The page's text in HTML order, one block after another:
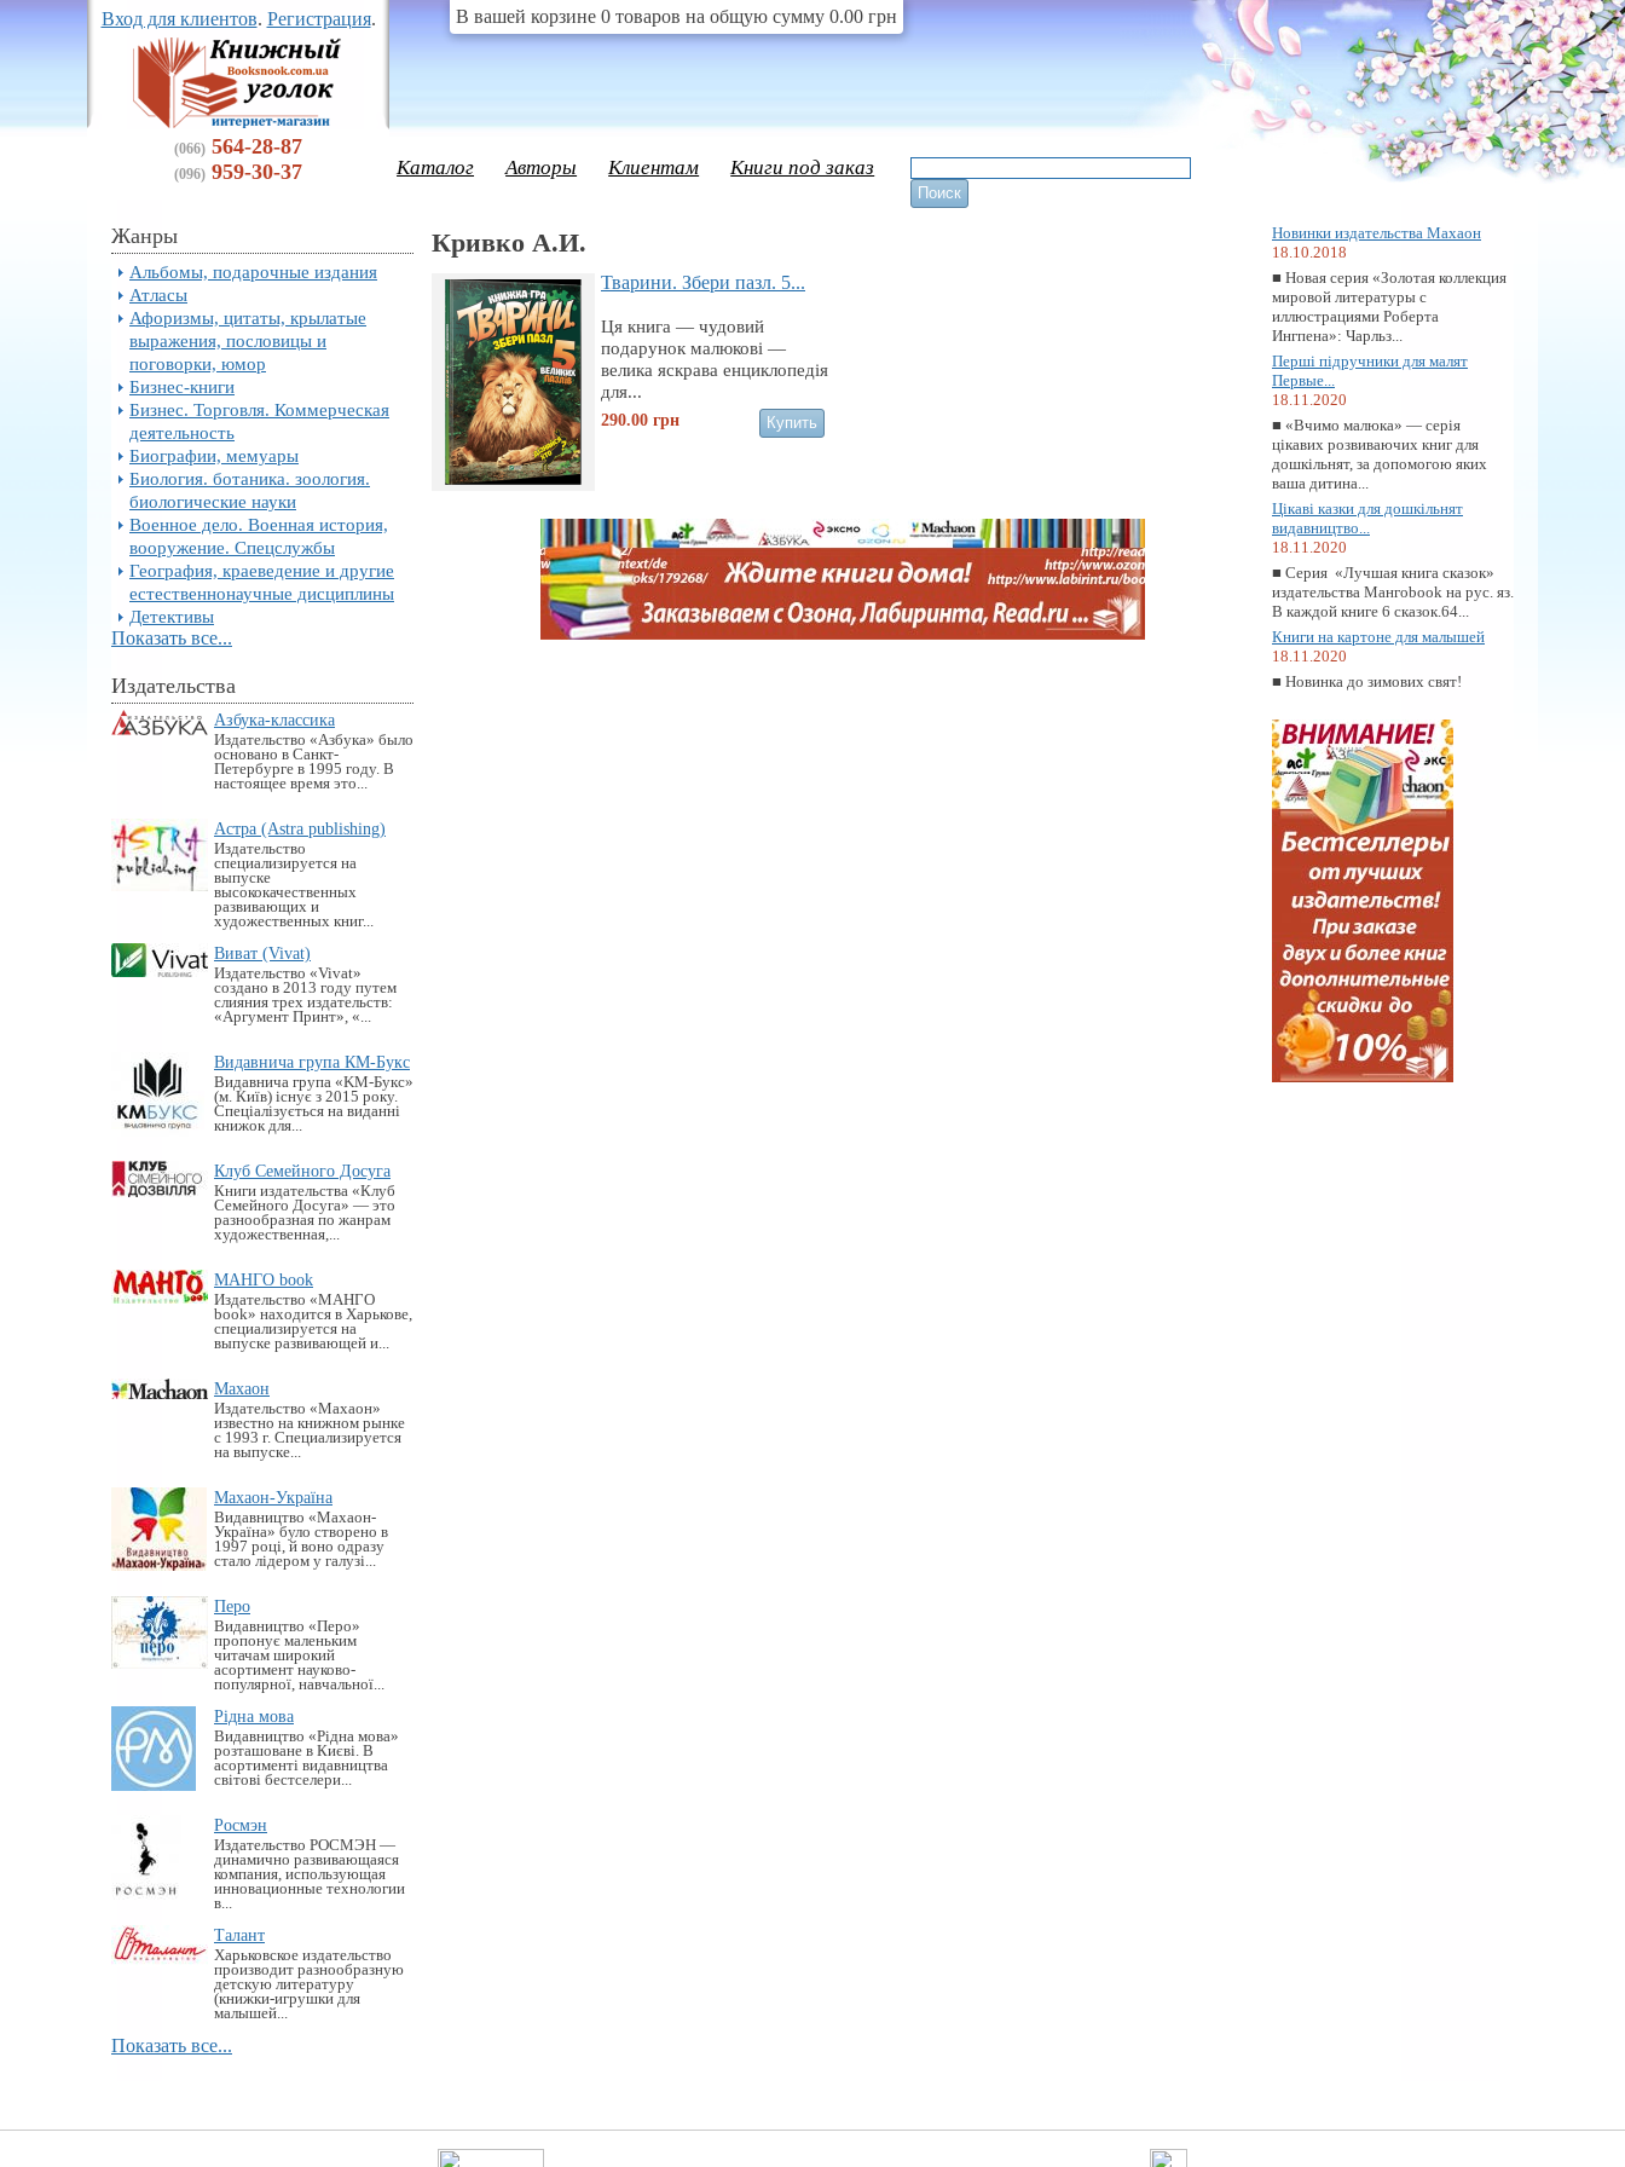
Вход для клиентов. Регистрация.
(066) 564-28-87
(096) 959-30-37
В вашей корзине 0 товаров на общую сумму 0.00 грн
Каталог Авторы Клиентам Книги под заказ
Жанры
Альбомы, подарочные издания
Атласы
Афоризмы, цитаты, крылатые
выражения, пословицы и
поговорки, юмор
Бизнес-книги
Бизнес. Торговля. Коммерческая
деятельность
Биографии, мемуары
Биология. ботаника. зоология.
биологические науки
Военное дело. Военная история,
вооружение. Спецслужбы
География, краеведение и другие
естественнонаучные дисциплины
Детективы
Показать все...
Издательства
Азбука-классика
Издательство «Азбука» было
основано в Санкт-
Петербурге в 1995 году. В
настоящее время это...
Астра (Astra publishing)
Издательство
специализируется на
выпуске
высококачественных
развивающих и
художественных книг...
Виват (Vivat)
Издательство «Vivat»
создано в 2013 году путем
слияния трех издательств:
«Аргумент Принт», «...
Видавнича група КМ-Букс
Видавнича група «KM-Букс»
(м. Київ) існує з 2015 року.
Спеціалізується на виданні
книжок для...
Клуб Семейного Досуга
Книги издательства «Клуб
Семейного Досуга» — это
разнообразная по жанрам
художественная,...
МАНГО book
Издательство «MАНГО
book» находится в Харькове,
специализируется на
выпуске развивающей и...
Махаон
Издательство «Махаон»
известно на книжном рынке
с 1993 г. Специализируется
на выпуске...
Махаон-Україна
Видавництво «Махаон-
Україна» було створено в
1997 році, й воно одразу
стало лідером у галузі...
Перо
Видавництво «Перо»
пропонує маленьким
читачам широкий
асортимент науково-
популярної, навчальної...
Рідна мова
Видавництво «Рідна мова»
розташоване в Києві. В
асортименті видавництва
світові бестселери...
Росмэн
Издательство РОСМЭН —
динамично развивающаяся
компания, использующая
инновационные технологии
в...
Талант
Харьковское издательство
производит разнообразную
детскую литературу
(книжки-игрушки для
малышей...
Показать все...
Новинки издательства Махаон
18.10.2018
■ Новая серия «Золотая коллекция
мировой литературы с
иллюстрациями Роберта
Ингпена»: Чарльз...
Перші підручники для малят
Первые...
18.11.2020
■ «Вчимо малюка» — серія
цікавих розвиваючих книг для
дошкільнят, за допомогою яких
ваша дитина...
Цікаві казки для дошкільнят
видавництво...
18.11.2020
■ Серия «Лучшая книга сказок»
издательства Мангоbook на рус. яз.
В каждой книге 6 сказок.64...
Книги на картоне для малышей
18.11.2020
■ Новинка до зимових свят!
Кривко А.И.
Тварини. Збери пазл. 5...
Ця книга — чудовий
подарунок малюкові —
велика яскрава енциклопедія
для...
290.00 грн